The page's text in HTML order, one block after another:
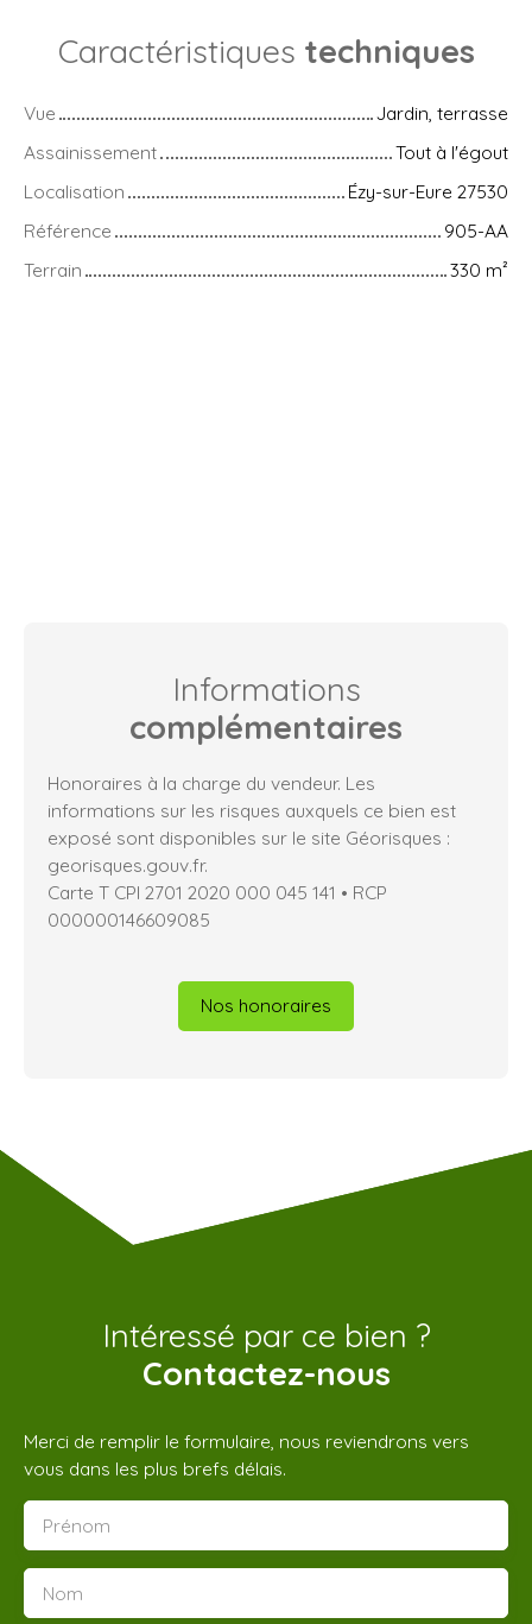
Caractéristiques techniques
Vue
Jardin, terrasse
Assainissement
Tout à l'égout
Localisation
Ézy-sur-Eure 27530
Référence
905-AA
Terrain
330 m²
Informations
complémentaires
Honoraires à la charge du vendeur. Les
informations sur les risques auxquels ce bien est
exposé sont disponibles sur le site Géorisques :
georisques.gouv.fr.
Carte T CPI 2701 2020 000 045 141 • RCP
000000146609085
Nos honoraires
Intéressé par ce bien ?
Contactez-nous
Merci de remplir le formulaire, nous reviendrons vers
vous dans les plus brefs délais.
Prénom
Nom